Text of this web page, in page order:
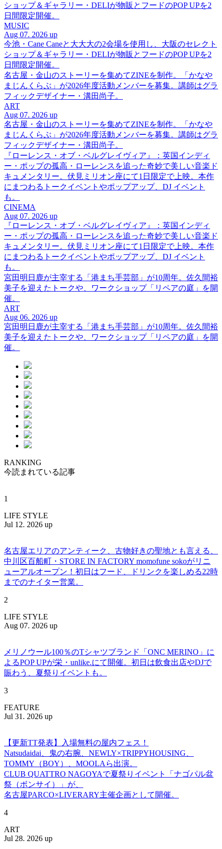
ショップ＆ギャラリー・DELIが物販とフードのPOP UPを2
日間限定開催。
MUSIC
Aug 07. 2026 up
今池・Cane Caneと大大大の2会場を使用し、大阪のセレクト
ショップ＆ギャラリー・DELIが物販とフードのPOP UPを2
日間限定開催。
名古屋・金山のストーリーを集めてZINEを制作。「かなや
まじんくらぶ」が2026年度活動メンバーを募集。講師はグラ
フィックデザイナー・溝田尚子。
ART
Aug 07. 2026 up
名古屋・金山のストーリーを集めてZINEを制作。「かなや
まじんくらぶ」が2026年度活動メンバーを募集。講師はグラ
フィックデザイナー・溝田尚子。
『ローレンス・オブ・ベルグレイヴィア』：英国インディ
ー・ポップの孤高・ローレンスを追った奇妙で美しい音楽ド
キュメンタリー。伏見ミリオン座にて1日限定で上映。本作
にまつわるトークイベントやポップアップ、DJ イベント
も。
CINEMA
Aug 07. 2026 up
『ローレンス・オブ・ベルグレイヴィア』：英国インディ
ー・ポップの孤高・ローレンスを追った奇妙で美しい音楽ド
キュメンタリー。伏見ミリオン座にて1日限定で上映。本作
にまつわるトークイベントやポップアップ、DJ イベント
も。
宮田明日鹿が主宰する「港まち手芸部」が10周年。佐久間裕
美子を迎えたトークや、ワークショップ「リペアの庭」を開
催。
ART
Aug 06. 2026 up
宮田明日鹿が主宰する「港まち手芸部」が10周年。佐久間裕
美子を迎えたトークや、ワークショップ「リペアの庭」を開
催。
RANKING
今読まれている記事
1
LIFE STYLE
Jul 12. 2026 up
名古屋エリアのアンティーク、古物好きの聖地とも言える、
中川区百船町・STORE IN FACTORY momofune sokoがリニ
ューアルオープン！初日はフード、ドリンクを楽しめる22時
までのナイター営業。
2
LIFE STYLE
Aug 07. 2026 up
メリノウール100％のTシャツブランド「ONC MERINO」に
よるPOP UPが栄・unlike.にて開催。初日は飲食出店やDJで
賑わう、夏祭りイベントも。
3
FEATURE
Jul 31. 2026 up
【更新TT発表】入場無料の屋内フェス！
Natsudaidai、鬼の右腕、NEWLY×TRIPPYHOUSING、
TOMMY（BOY）、MOOLAら出演。
CLUB QUATTRO NAGOYAで夏祭りイベント「ナゴパル盆
祭（ボンサイ）」が、
名古屋PARCO×LIVERARY主催企画として開催。
4
ART
Jul 28. 2026 up